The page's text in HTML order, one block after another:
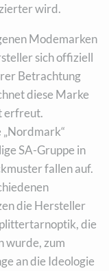
wird.
Modemarken
sich offiziell
Betrachtung
diese Marke
erfreut.
SA-Gruppe in
fallen auf.
die Hersteller
die
wurde, zum
an die Ideologie